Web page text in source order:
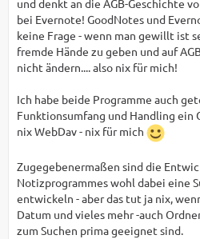
und denkt an die AGB-Geschichte
bei Evernote! GoodNotes und
keine Frage - wenn man gewillt ist
fremde Hände zu geben und auf
nicht ändern.... also nix für mich!
Ich habe beide Programme auch
Funktionsumfang und Handling ein
nix WebDav - nix für mich
Zugegebenermaßen sind die
Notizprogrammes wohl dabei eine
entwickeln - aber das tut ja nix,
Datum und vieles mehr -auch
zum Suchen prima geeignet sind.